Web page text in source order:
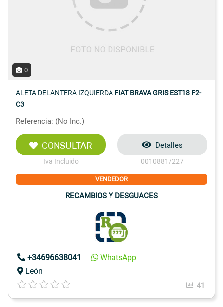
0
ALETA DELANTERA IZQUIERDA FIAT BRAVA GRIS EST18 F2-
C3
Referencia: (No Inc.)
CONSULTAR
Iva Incluido
Detalles
0010881/227
VENDEDOR
RECAMBIOS Y DESGUACES
+34696638041
WhatsApp
León
41